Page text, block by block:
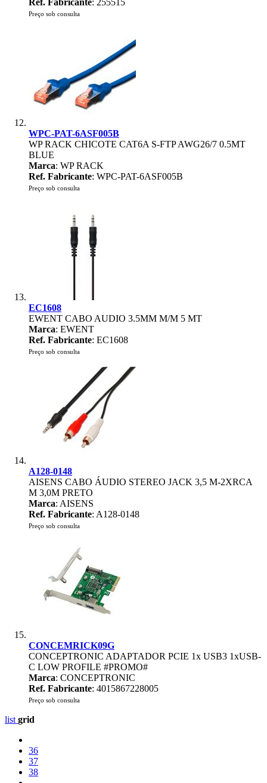
Ref. Fabricante: 255515
Preço sob consulta
WPC-PAT-6ASF005B
WP RACK CHICOTE CAT6A S-FTP AWG26/7 0.5MT
BLUE
Marca: WP RACK
Ref. Fabricante: WPC-PAT-6ASF005B
Preço sob consulta
EC1608
EWENT CABO AUDIO 3.5MM M/M 5 MT
Marca: EWENT
Ref. Fabricante: EC1608
Preço sob consulta
A128-0148
AISENS CABO ÁUDIO STEREO JACK 3,5 M-2XRCA
M 3,0M PRETO
Marca: AISENS
Ref. Fabricante: A128-0148
Preço sob consulta
CONCEMRICK09G
CONCEPTRONIC ADAPTADOR PCIE 1x USB3 1xUSB-
C LOW PROFILE #PROMO#
Marca: CONCEPTRONIC
Ref. Fabricante: 4015867228005
Preço sob consulta
list grid
36
37
38